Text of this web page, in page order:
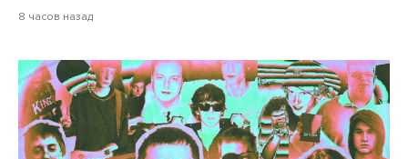
8 часов назад